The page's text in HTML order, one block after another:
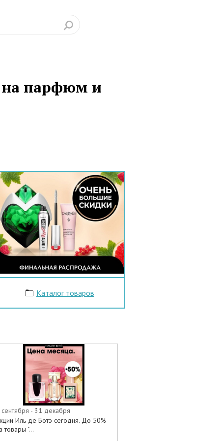
на парфюм и
Каталог товаров
- 31 декабря
Иль де Ботэ сегодня. До 50%
товары "...